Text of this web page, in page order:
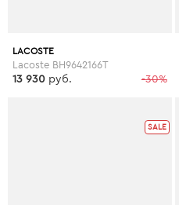
LACOSTE
Lacoste BH9642166T
-30%
13 930 руб.
SALE